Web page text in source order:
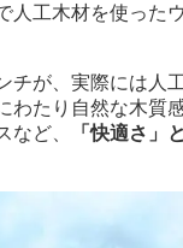
人工木材を使った
が、実際には人
わたり自然な木質
ど、
「快適さ」